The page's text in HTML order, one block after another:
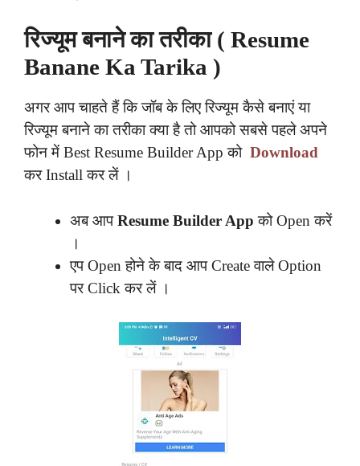
रिज्यूम बनाने का तरीका ( Resume
Banane Ka Tarika )
अगर आप चाहते हैं कि जॉब के लिए रिज्यूम कैसे बनाएं या
रिज्यूम बनाने का तरीका क्या है तो आपको सबसे पहले अपने
फोन में Best Resume Builder App को Download
कर Install कर लें ।
अब आपResume Builder Appको Open करें
।
एप Open होने के बाद आप Create वाले Option
पर Click कर लें ।